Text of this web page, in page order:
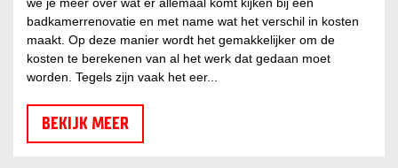
badkamerrenovatie en met name wat het verschil in kosten
maakt. Op deze manier wordt het gemakkelijker om de
kosten te berekenen van al het werk dat gedaan moet
worden. Tegels zijn vaak het eer...
BEKIJK MEER